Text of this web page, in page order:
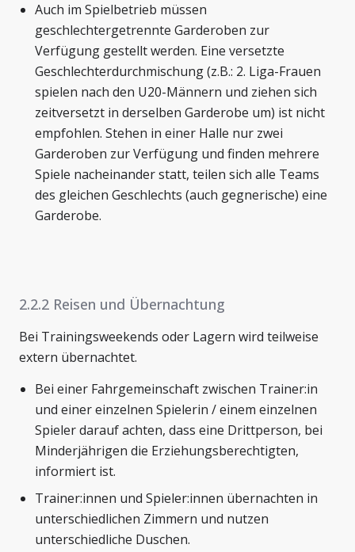
Auch im Spielbetrieb müssen
geschlechtergetrennte Garderoben zur
Verfügung gestellt werden. Eine versetzte
Geschlechterdurchmischung (z.B.: 2. Liga-Frauen
spielen nach den U20-Männern und ziehen sich
zeitversetzt in derselben Garderobe um) ist nicht
empfohlen. Stehen in einer Halle nur zwei
Garderoben zur Verfügung und finden mehrere
Spiele nacheinander statt, teilen sich alle Teams
des gleichen Geschlechts (auch gegnerische) eine
Garderobe.
2.2.2 Reisen und Übernachtung
Bei Trainingsweekends oder Lagern wird teilweise
extern übernachtet.
Bei einer Fahrgemeinschaft zwischen Trainer:in
und einer einzelnen Spielerin / einem einzelnen
Spieler darauf achten, dass eine Drittperson, bei
Minderjährigen die Erziehungsberechtigten,
informiert ist.
Trainer:innen und Spieler:innen übernachten in
unterschiedlichen Zimmern und nutzen
unterschiedliche Duschen.